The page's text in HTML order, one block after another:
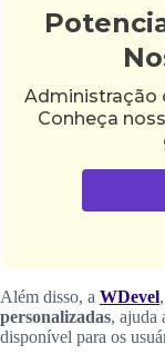
Administração
Conheça
Além disso, a WDevel
personalizadas, ajuda
disponível para os